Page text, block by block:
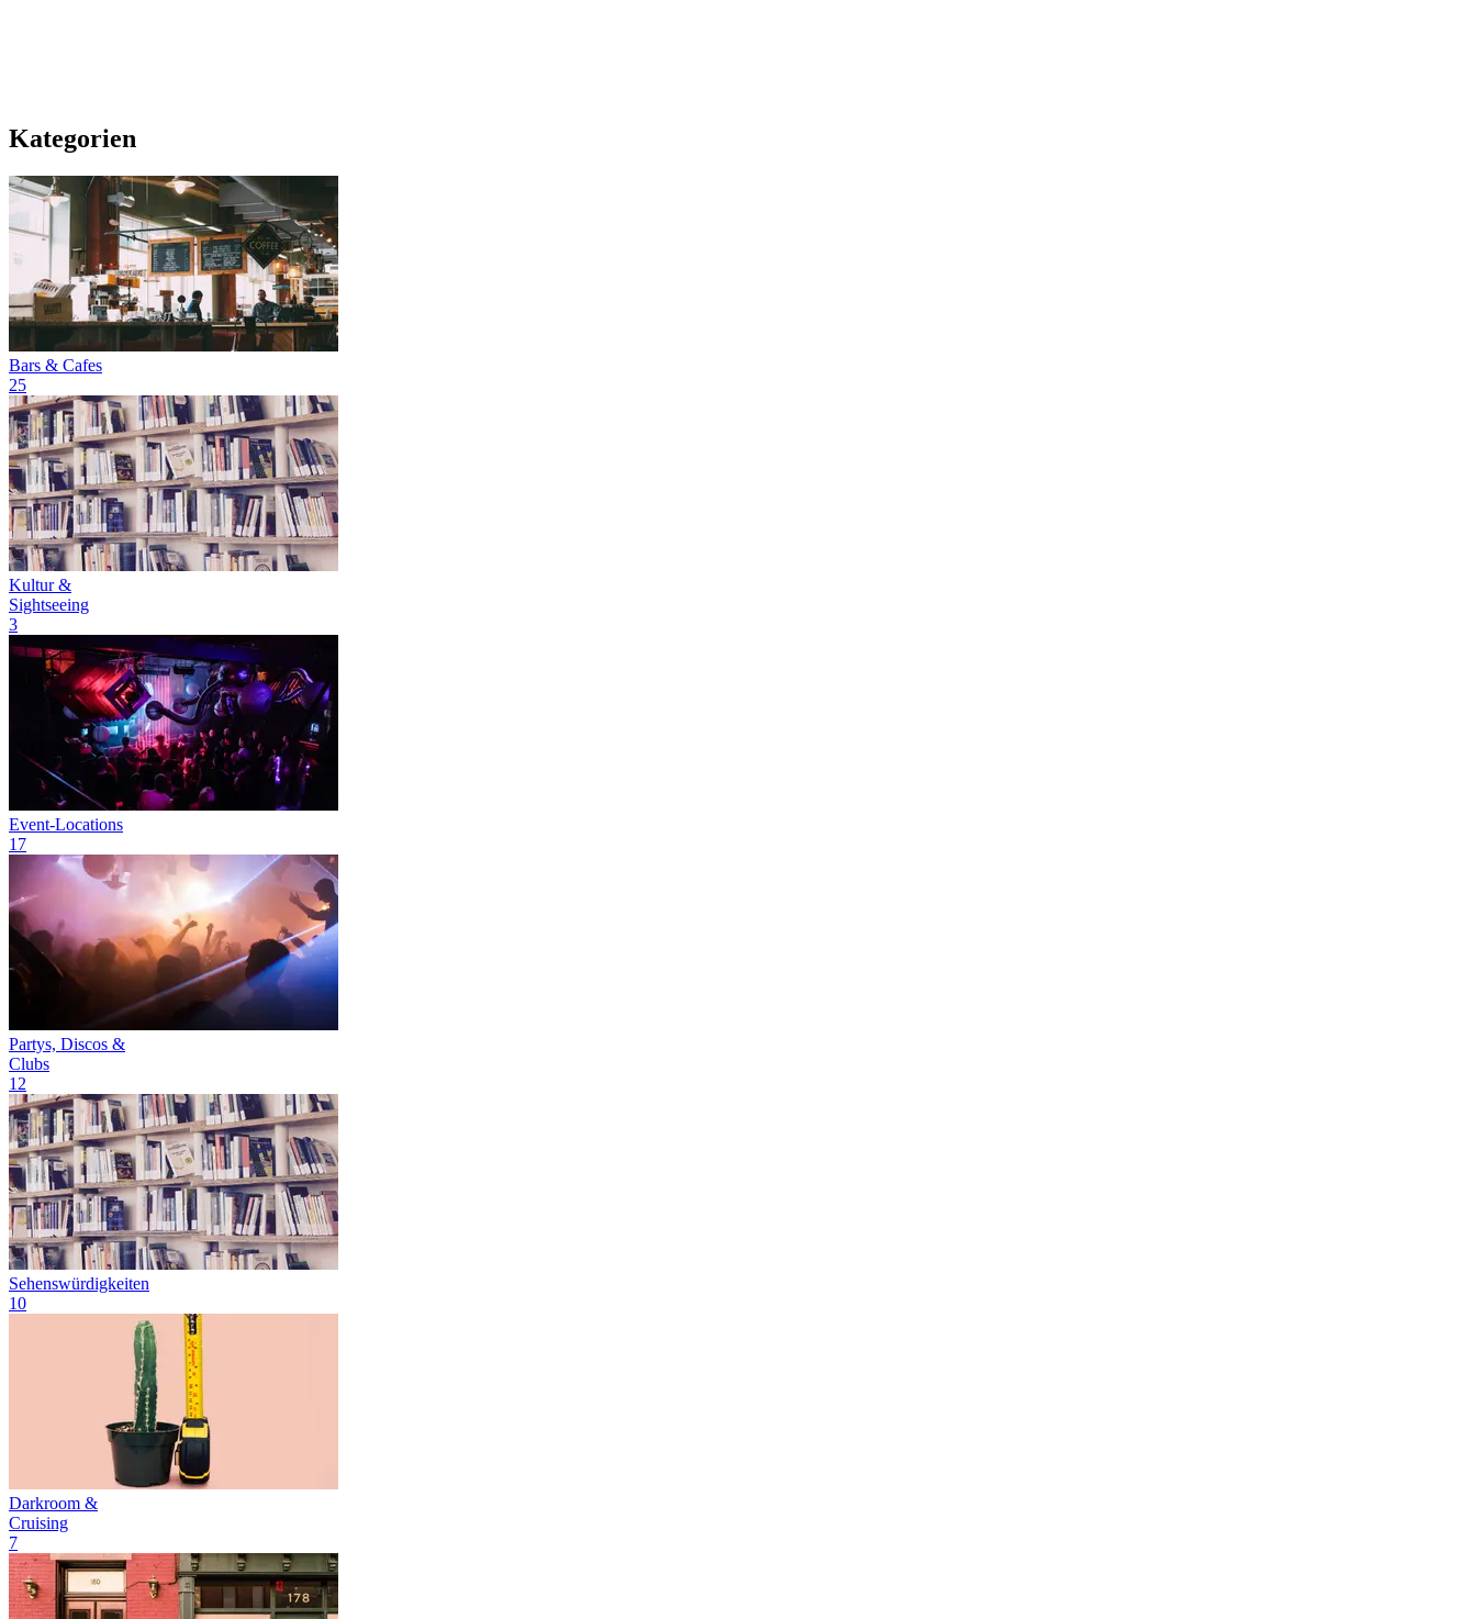
Kategorien
Bars & Cafes
25
Kultur &
Sightseeing
3
Event-Locations
17
Partys, Discos &
Clubs
12
Sehenswürdigkeiten
10
Darkroom &
Cruising
7